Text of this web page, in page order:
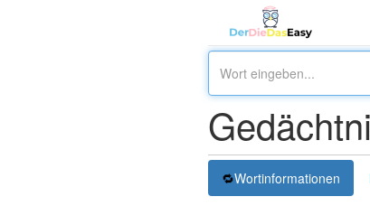
Wortinformationen